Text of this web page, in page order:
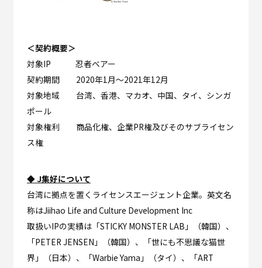
＜契約概要＞
対象IP 忍者ベアー
契約期間 2020年1月～2021年12月
対象地域 台湾、香港、マカオ、中国、タイ、シンガ
ポール
対象権利 商品化権、企業PR権及びそのサブライセン
ス権
◆ J集好について
台湾に拠点を置くライセンスエージェント企業。英文名
称はJiihao Life and Culture Development Inc
取扱いIPの実績は「STICKY MONSTER LAB」（韓国）、
「PETER JENSEN」（韓国）、「世にも不思議な猫世
界」（日本）、「Warbie Yama」（タイ）、「ART